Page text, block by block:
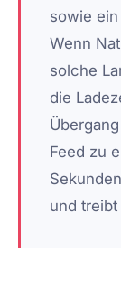
sowie
Wenn
solche
die
Feed zu
und